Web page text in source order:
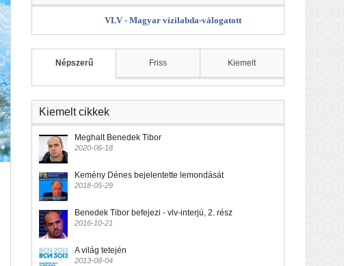
VLV - Magyar vízilabda-válogatott
Népszerű Friss Kiemelt
Kiemelt cikkek
Meghalt Benedek Tibor
2020-06-18
Kemény Dénes bejelentette lemondását
2018-05-29
Benedek Tibor befejezi - vlv-interjú, 2. rész
2016-10-21
A világ tetején
2013-08-04